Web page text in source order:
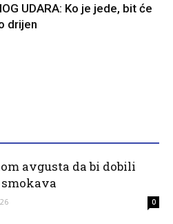
UDARA: Ko je jede, bit će
drijen
avgusta da bi dobili
0